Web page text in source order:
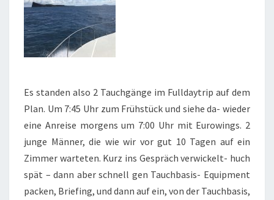
Es standen also 2 Tauchgänge im Fulldaytrip auf dem
Plan. Um 7:45 Uhr zum Frühstück und siehe da- wieder
eine Anreise morgens um 7:00 Uhr mit Eurowings. 2
junge Männer, die wie wir vor gut 10 Tagen auf ein
Zimmer warteten. Kurz ins Gespräch verwickelt- huch
spät – dann aber schnell gen Tauchbasis- Equipment
packen, Briefing, und dann auf ein, von der Tauchbasis,